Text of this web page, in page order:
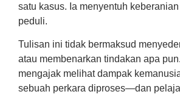
satu kasus. Ia menyentuh
peduli.
Tulisan ini tidak bermaksud
atau membenarkan tindakan apa
mengajak melihat dampak
sebuah perkara diproses—dan